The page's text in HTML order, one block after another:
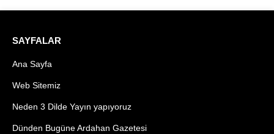
SAYFALAR
Ana Sayfa
Web Sitemiz
Neden 3 Dilde Yayın yapıyoruz
Dünden Bugüne Ardahan Gazetesi